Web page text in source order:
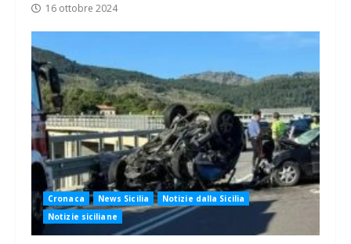
16 ottobre 2024
Cronaca News Sicilia
Notizie dalla Sicilia
Notizie siciliane